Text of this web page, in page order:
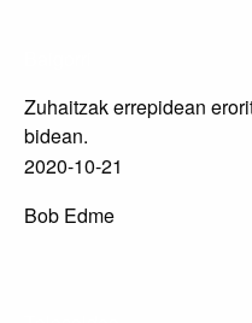
Zuhaitzak errepidean
bidean.
2020-10-21
Bob Edme